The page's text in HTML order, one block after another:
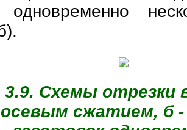
одновременно
3.9. Схемы отрезки
сжатием, б -